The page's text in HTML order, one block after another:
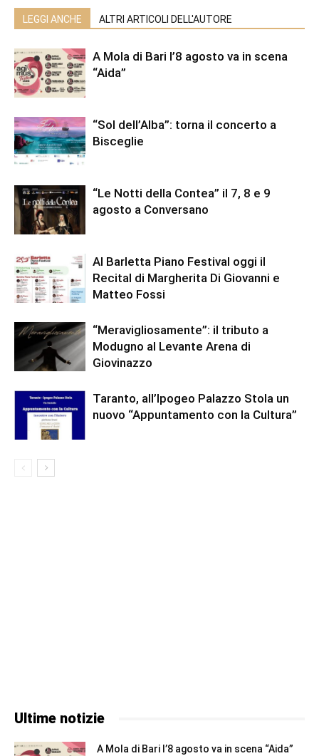
LEGGI ANCHE ALTRI ARTICOLI DELL'AUTORE
A Mola di Bari l’8 agosto va in scena
“Aida”
“Sol dell’Alba”: torna il concerto a
Bisceglie
“Le Notti della Contea” il 7, 8 e 9
agosto a Conversano
Al Barletta Piano Festival oggi il
Recital di Margherita Di Giovanni e
Matteo Fossi
“Meravigliosamente”: il tributo a
Modugno al Levante Arena di
Giovinazzo
Taranto, all’Ipogeo Palazzo Stola un
nuovo “Appuntamento con la Cultura”
Ultime notizie
A Mola di Bari l’8 agosto va in scena “Aida”